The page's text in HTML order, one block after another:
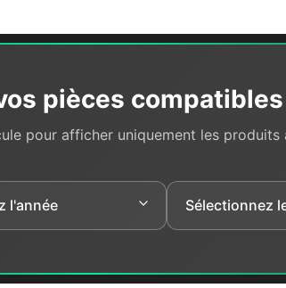
pièces compatibles
pour afficher uniquement les produits